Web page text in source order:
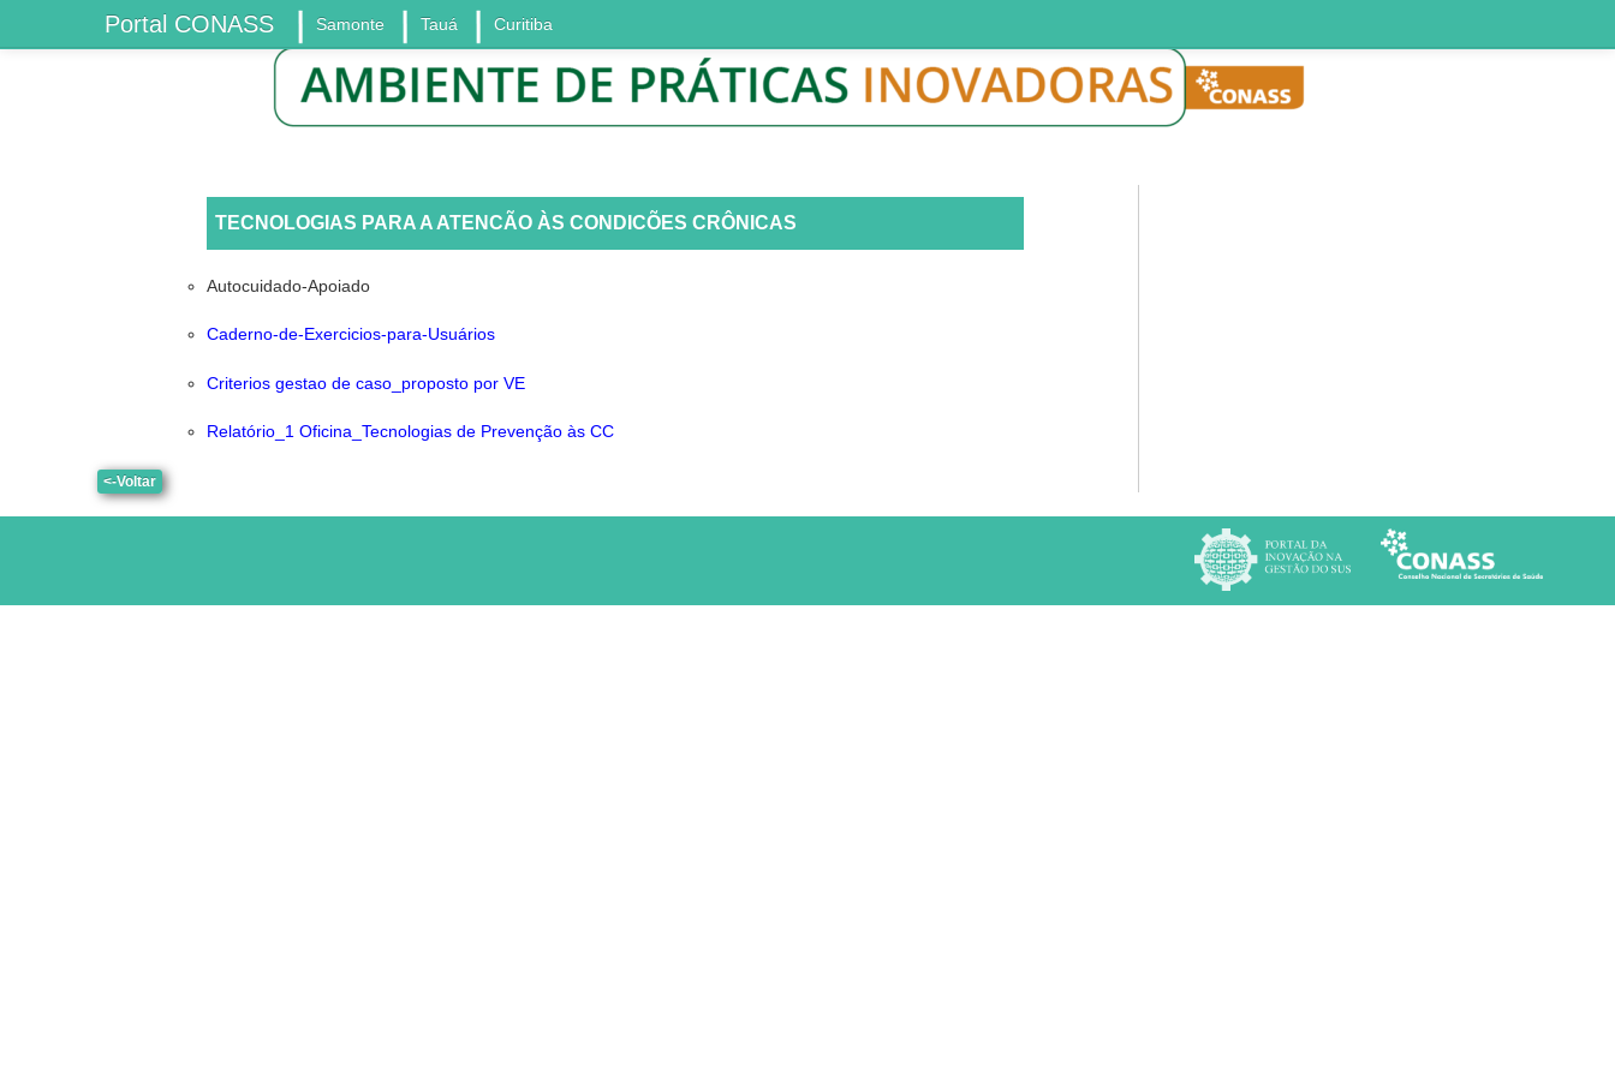
Portal CONASS Samonte Tauá Curitiba
TECNOLOGIAS PARA A ATENCÃO ÀS CONDICÕES CRÔNICAS
Autocuidado-Apoiado
Caderno-de-Exercicios-para-Usuários
Criterios gestao de caso_proposto por VE
Relatório_1 Oficina_Tecnologias de Prevenção às CC
<-Voltar